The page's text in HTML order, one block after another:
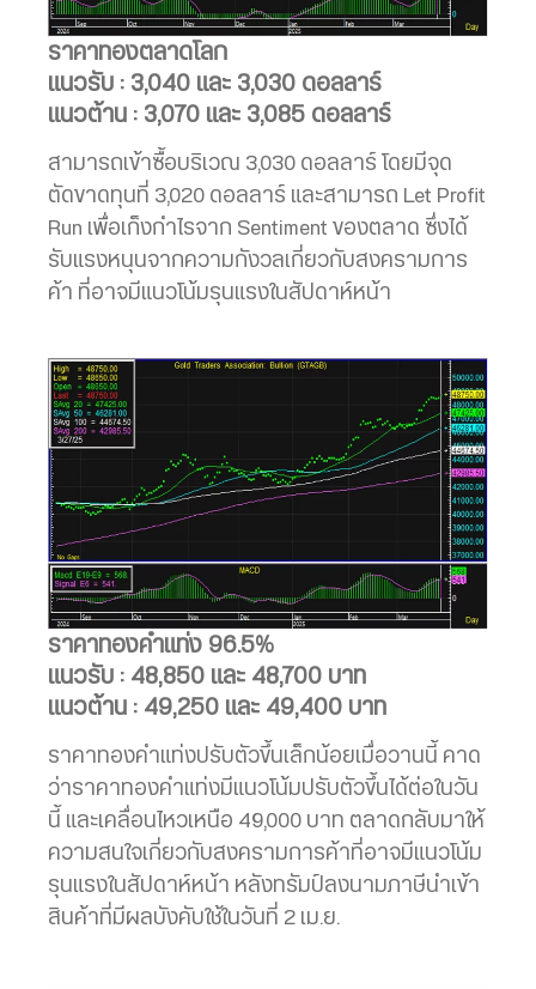
ราคาทองตลาดโลก
แนวรับ : 3,040 และ 3,030 ดอลลาร์
แนวต้าน : 3,070 และ 3,085 ดอลลาร์
สามารถเข้าซื้อบริเวณ 3,030 ดอลลาร์ โดยมีจุด
ตัดขาดทุนที่ 3,020 ดอลลาร์ และสามารถ Let Profit
Run เพื่อเก็งกำไรจาก Sentiment ของตลาด ซึ่งได้
รับแรงหนุนจากความกังวลเกี่ยวกับสงครามการ
ค้า ที่อาจมีแนวโน้มรุนแรงในสัปดาห์หน้า
ราคาทองคำแท่ง 96.5%
แนวรับ : 48,850 และ 48,700 บาท
แนวต้าน : 49,250 และ 49,400 บาท
ราคาทองคำแท่งปรับตัวขึ้นเล็กน้อยเมื่อวานนี้ คาด
ว่าราคาทองคำแท่งมีแนวโน้มปรับตัวขึ้นได้ต่อในวัน
นี้ และเคลื่อนไหวเหนือ 49,000 บาท ตลาดกลับมาให้
ความสนใจเกี่ยวกับสงครามการค้าที่อาจมีแนวโน้ม
รุนแรงในสัปดาห์หน้า หลังทรัมป์ลงนามภาษีนำเข้า
สินค้าที่มีผลบังคับใช้ในวันที่ 2 เม.ย.